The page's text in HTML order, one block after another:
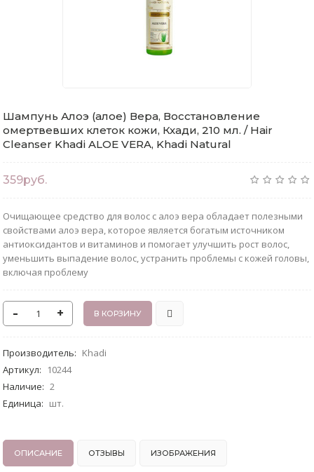
Шампунь Алоэ (алое) Вера, Восстановление
омертвевших клеток кожи, Кхади, 210 мл. / Hair
Cleanser Khadi ALOE VERA, Khadi Natural
359руб.
Очищающее средство для волос с алоэ вера обладает полезными
свойствами алоэ вера, которое является богатым источником
антиоксидантов и витаминов и помогает улучшить рост волос,
уменьшить выпадение волос, устранить проблемы с кожей головы,
включая проблему
- +
Производитель: Khadi
Артикул:
10244
Наличие: 2
Единица: шт.
ОПИСАНИЕ ОТЗЫВЫ ИЗОБРАЖЕНИЯ